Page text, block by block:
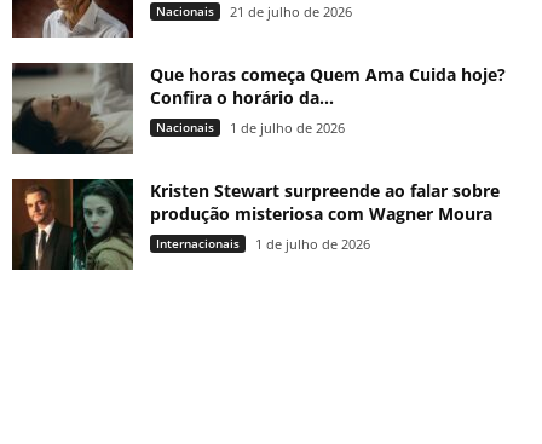
Nacionais 21 de julho de 2026
Que horas começa Quem Ama Cuida hoje?
Confira o horário da...
Nacionais 1 de julho de 2026
Kristen Stewart surpreende ao falar sobre
produção misteriosa com Wagner Moura
Internacionais 1 de julho de 2026